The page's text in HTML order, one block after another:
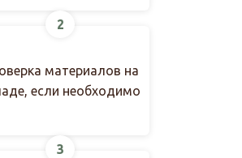
2
материалов на
если необходимо
3